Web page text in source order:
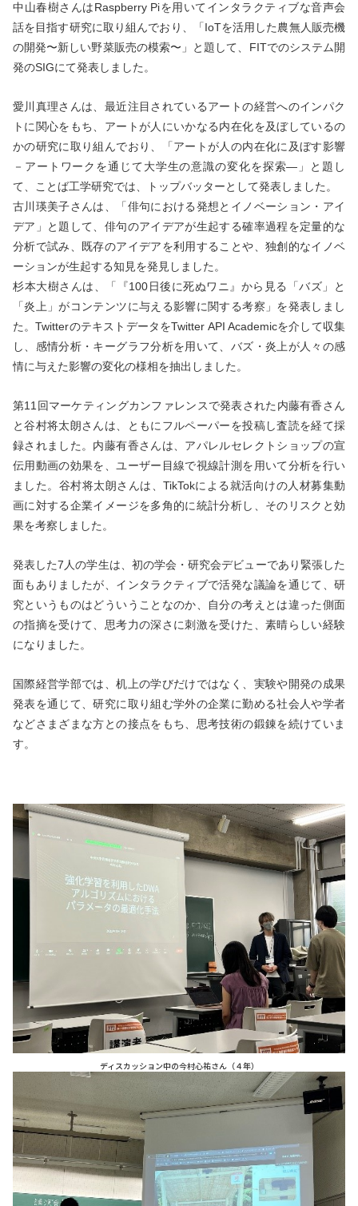
中山春樹さんはRaspberry Piを用いてインタラクティブな音声会
話を目指す研究に取り組んでおり、「IoTを活用した農無人販売機
の開発〜新しい野菜販売の模索〜」と題して、FITでのシステム開
発のSIGにて発表しました。
愛川真理さんは、最近注目されているアートの経営へのインパク
トに関心をもち、アートが人にいかなる内在化を及ぼしているの
かの研究に取り組んでおり、「アートが人の内在化に及ぼす影響
－アートワークを通じて大学生の意識の変化を探索―」と題し
て、ことば工学研究では、トップバッターとして発表しました。
古川瑛美子さんは、「俳句における発想とイノベーション・アイ
デア」と題して、俳句のアイデアが生起する確率過程を定量的な
分析で試み、既存のアイデアを利用することや、独創的なイノベ
ーションが生起する知見を発見しました。
杉本大樹さんは、「『100日後に死ぬワニ』から見る「バズ」と
「炎上」がコンテンツに与える影響に関する考察」を発表しまし
た。TwitterのテキストデータをTwitter API Academicを介して収集
し、感情分析・キーグラフ分析を用いて、バズ・炎上が人々の感
情に与えた影響の変化の様相を抽出しました。
第11 回マーケティングカンファレンスで発表された内藤有香さん
と谷村将太朗さんは、ともにフルペーパーを投稿し査読を経て採
録されました。内藤有香さんは、アパレルセレクトショップの宣
伝用動画の効果を、ユーザー目線で視線計測を用いて分析を行い
ました。谷村将太朗さんは、 TikTokによる就活向けの人材募集動
画に対する企業イメージを多角的に統計分析し、そのリスクと効
果を考察しました。
発表した7人の学生は、初の学会・研究会デビューであり緊張した
面もありましたが、インタラクティブで活発な議論を通じて、研
究というものはどういうことなのか、自分の考えとは違った側面
の指摘を受けて、思考力の深さに刺激を受けた、素晴らしい経験
になりました。
国際経営学部では、机上の学びだけではなく、実験や開発の成果
発表を通じて、研究に取り組む学外の企業に勤める社会人や学者
などさまざまな方との接点をもち、思考技術の鍛錬を続けていま
す。
ディスカッション中の今村心祐さん（４年）